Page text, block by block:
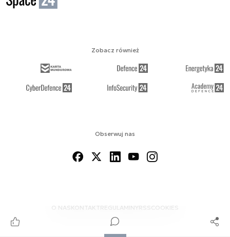
Obserwuj nas
O NAS KONTAKTREGULAMINYRSS COOKIES
Zobacz również